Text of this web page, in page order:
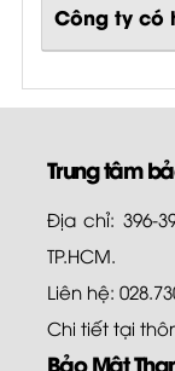
Công ty có
Trung tâm
Địa chỉ: 396-
TP.HCM.
Liên hệ:
Chi tiết tại
Bảo Mật